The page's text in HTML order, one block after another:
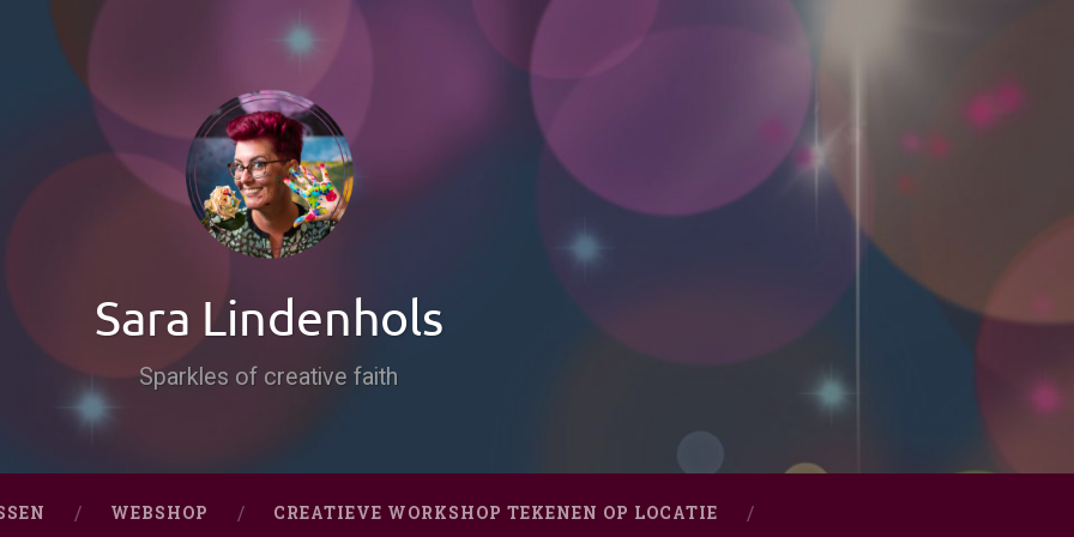
Sara Lindenhols
Sparkles of creative faith
WEBSHOP CREATIEVE WORKSHOP TEKENEN OP LOCATIE